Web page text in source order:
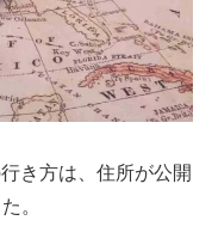
き方は、住所が公開
。